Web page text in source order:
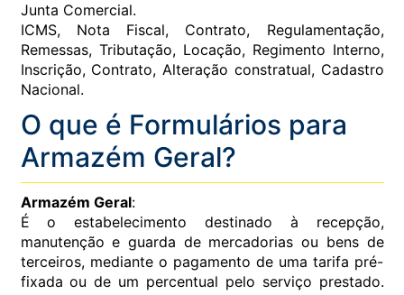
Junta Comercial.
ICMS, Nota Fiscal, Contrato, Regulamentação,
Remessas, Tributação, Locação, Regimento Interno,
Inscrição, Contrato, Alteração constratual, Cadastro
Nacional.
O que é Formulários para
Armazém Geral?
Armazém Geral:
É o estabelecimento destinado à recepção,
manutenção e guarda de mercadorias ou bens de
terceiros, mediante o pagamento de uma tarifa pré-
fixada ou de um percentual pelo serviço prestado.